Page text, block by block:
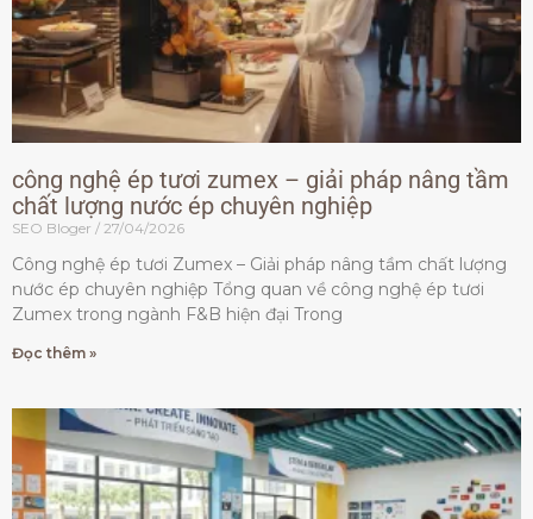
công nghệ ép tươi zumex – giải pháp nâng tầm
chất lượng nước ép chuyên nghiệp
SEO Bloger 27/04/2026
Công nghệ ép tươi Zumex – Giải pháp nâng tầm chất lượng
nước ép chuyên nghiệp Tổng quan về công nghệ ép tươi
Zumex trong ngành F&B hiện đại Trong
Đọc thêm »